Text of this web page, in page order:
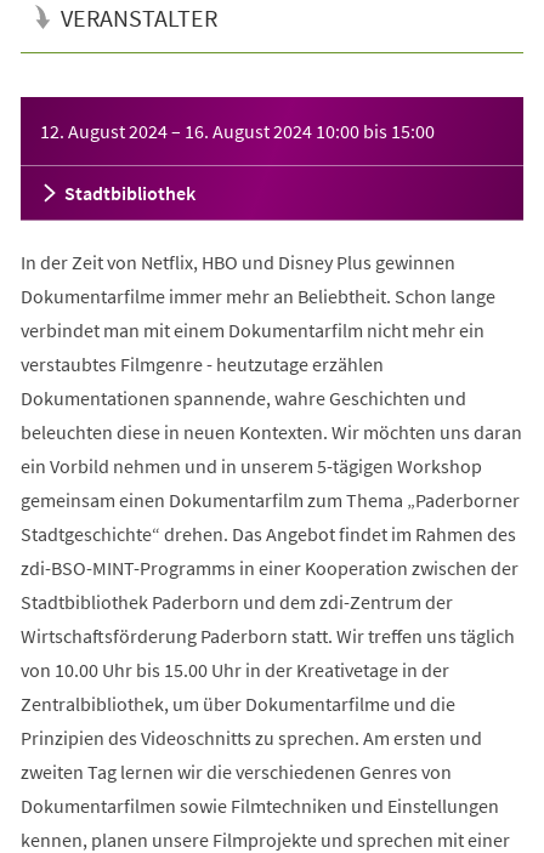
VERANSTALTER
12. August 2024– 16. August 2024 10:00 bis 15:00
Stadtbibliothek
In der Zeit von Netflix, HBO und Disney Plus gewinnen
Dokumentarfilme immer mehr an Beliebtheit. Schon lange
verbindet man mit einem Dokumentarfilm nicht mehr ein
verstaubtes Filmgenre - heutzutage erzählen
Dokumentationen spannende, wahre Geschichten und
beleuchten diese in neuen Kontexten. Wir möchten uns daran
ein Vorbild nehmen und in unserem 5-tägigen Workshop
gemeinsam einen Dokumentarfilm zum Thema „Paderborner
Stadtgeschichte“ drehen. Das Angebot findet im Rahmen des
zdi-BSO-MINT-Programms in einer Kooperation zwischen der
Stadtbibliothek Paderborn und dem zdi-Zentrum der
Wirtschaftsförderung Paderborn statt. Wir treffen uns täglich
von 10.00 Uhr bis 15.00 Uhr in der Kreativetage in der
Zentralbibliothek, um über Dokumentarfilme und die
Prinzipien des Videoschnitts zu sprechen. Am ersten und
zweiten Tag lernen wir die verschiedenen Genres von
Dokumentarfilmen sowie Filmtechniken und Einstellungen
kennen, planen unsere Filmprojekte und sprechen mit einer